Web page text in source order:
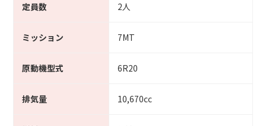
定員数 2人
ミッション 7MT
原動機型式 6R20
排気量 10,670cc